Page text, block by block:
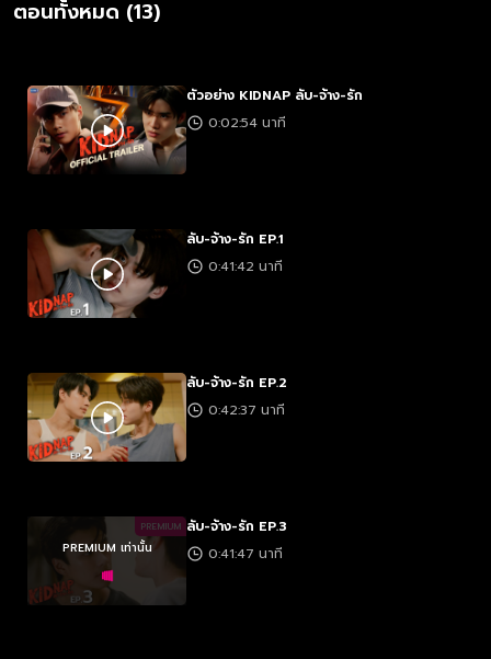
ตอนทั้งหมด (13)
ตัวอย่าง KIDNAP ลับ-จ้าง-รัก
0:02:54 นาที
ลับ-จ้าง-รัก EP.1
0:41:42 นาที
ลับ-จ้าง-รัก EP.2
0:42:37 นาที
PREMIUM
PREMIUM เท่านั้น
ลับ-จ้าง-รัก EP.3
0:41:47 นาที